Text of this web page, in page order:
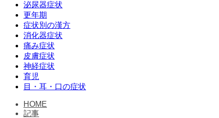
泌尿器症状
更年期
症状別の漢方
消化器症状
痛み症状
皮膚症状
神経症状
育児
目・耳・口の症状
HOME
記事